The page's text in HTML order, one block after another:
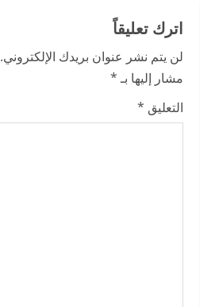
R
e
a
d
اترك تعليقاً
لن يتم نشر عنوان بريدك الإلكتروني.
مشار إليها بـ*
التعليق *